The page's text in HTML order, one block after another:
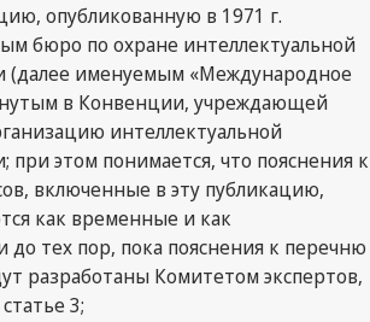
опубликованную в 1971 г.
бюро по охране интеллектуальной
(далее именуемым «Международное
в Конвенции, учреждающей
интеллектуальной
при этом понимается, что пояснения к
включенные в эту публикацию,
как временные и как
тех пор, пока пояснения к перечню
разработаны Комитетом экспертов,
3;